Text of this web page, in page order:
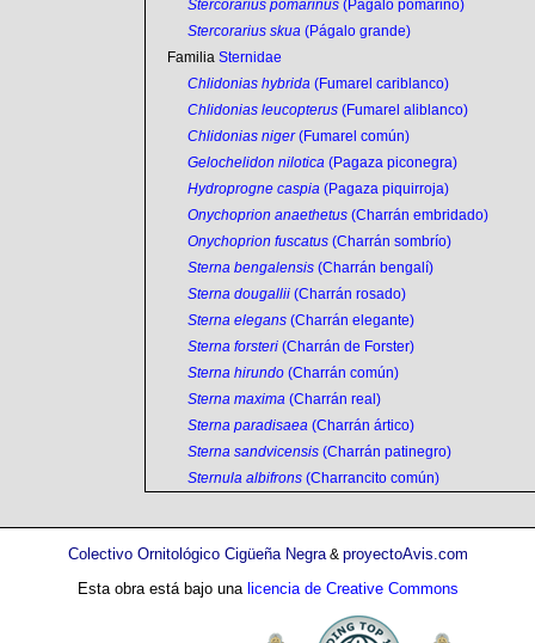
Stercorarius pomarinus (Págalo pomarino)
Stercorarius skua (Págalo grande)
Familia Sternidae
Chlidonias hybrida (Fumarel cariblanco)
Chlidonias leucopterus (Fumarel aliblanco)
Chlidonias niger(Fumarel común)
Gelochelidon nilotica (Pagaza piconegra)
Hydroprogne caspia (Pagaza piquirroja)
Onychoprion anaethetus (Charrán embridado)
Onychoprion fuscatus (Charrán sombrío)
Sterna bengalensis (Charrán bengalí)
Sterna dougallii (Charrán rosado)
Sterna elegans (Charrán elegante)
Sterna forsteri (Charrán de Forster)
Sterna hirundo (Charrán común)
Sterna maxima (Charrán real)
Sterna paradisaea (Charrán ártico)
Sterna sandvicensis (Charrán patinegro)
Sternula albifrons (Charrancito común)
Colectivo Ornitológico Cigüeña Negra& proyectoAvis.com
Esta obra está bajo una licencia de Creative Commons